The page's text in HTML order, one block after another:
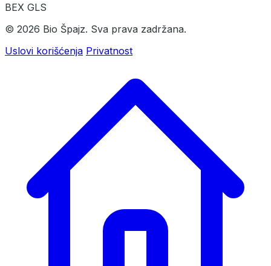
BEX GLS
© 2026 Bio Špajz. Sva prava zadržana.
Uslovi korišćenja Privatnost